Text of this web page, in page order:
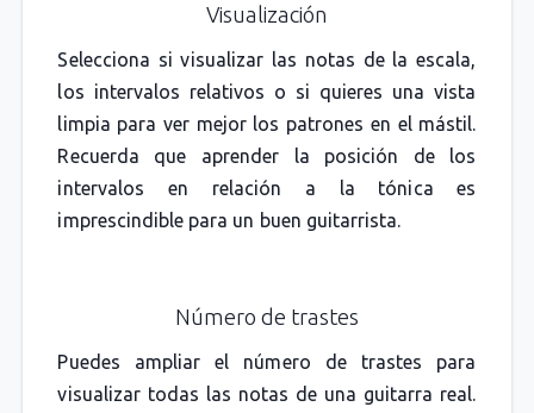
Visualización
Selecciona si visualizar las notas de la escala,
los intervalos relativos o si quieres una vista
limpia para ver mejor los patrones en el mástil.
Recuerda que aprender la posición de los
intervalos en relación a la tónica es
imprescindible para un buen guitarrista.
Número de trastes
Puedes ampliar el número de trastes para
visualizar todas las notas de una guitarra real.